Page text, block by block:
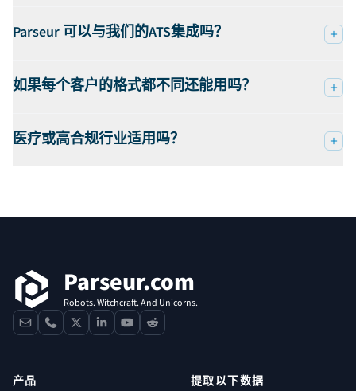
Parseur 可以与我们的ATS集成吗？
如果每个客户的格式都不同还能用吗？
医疗或高合规行业适用吗？
Parseur.com
Robots. Witchcraft. And Unicorns.
contactphone
x linkedinyoutube
reddit
产品 提取以下数据